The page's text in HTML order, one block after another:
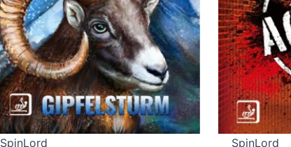
SpinLord SpinLord